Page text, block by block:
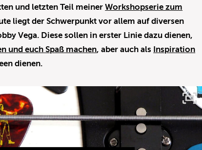
und letzten Teil meinerWorkshopserie zum
liegt der Schwerpunkt vor allem auf diversen
Vega. Diese sollen in erster Linie dazu dienen,
und euch Spaß machen, aber auch als Inspiration
dienen.